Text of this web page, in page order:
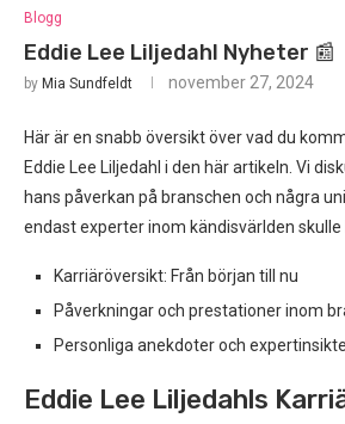
Blogg
Eddie Lee Liljedahl Nyheter 📰
by Mia Sundfeldt november 27, 2024
Här är en snabb översikt över vad du
Eddie Lee Liljedahl i den här artikeln. Vi
hans påverkan på branschen och några
endast experter inom kändisvärlden skulle
Karriäröversikt: Från början till nu
Påverkningar och prestationer inom
Personliga anekdoter och
Eddie Lee Liljedahls